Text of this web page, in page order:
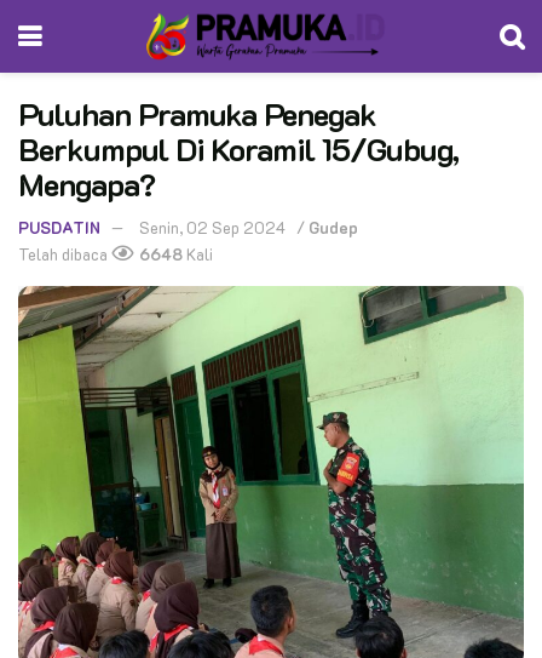
Puluhan Pramuka Penegak
Berkumpul Di Koramil 15/Gubug,
Mengapa?
PUSDATIN Senin, 02 Sep 2024 / Gudep
Telah dibaca
6648 Kali